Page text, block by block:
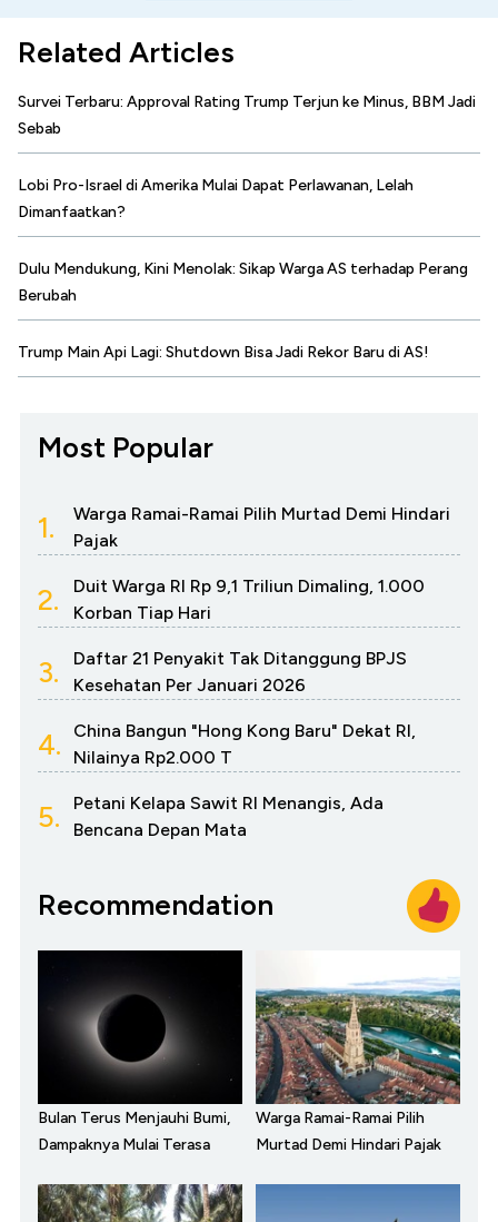
Related Articles
Survei Terbaru: Approval Rating Trump Terjun ke Minus, BBM Jadi
Sebab
Lobi Pro-Israel di Amerika Mulai Dapat Perlawanan, Lelah
Dimanfaatkan?
Dulu Mendukung, Kini Menolak: Sikap Warga AS terhadap Perang
Berubah
Trump Main Api Lagi: Shutdown Bisa Jadi Rekor Baru di AS!
Most Popular
1.
Warga Ramai-Ramai Pilih Murtad Demi Hindari
Pajak
2.
Duit Warga RI Rp 9,1 Triliun Dimaling, 1.000
Korban Tiap Hari
3.
Daftar 21 Penyakit Tak Ditanggung BPJS
Kesehatan Per Januari 2026
4.
China Bangun "Hong Kong Baru" Dekat RI,
Nilainya Rp2.000 T
5.
Petani Kelapa Sawit RI Menangis, Ada
Bencana Depan Mata
Recommendation
Bulan Terus Menjauhi Bumi,
Dampaknya Mulai Terasa
Warga Ramai-Ramai Pilih
Murtad Demi Hindari Pajak